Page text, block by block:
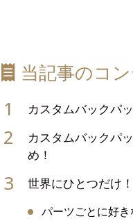
当記事のコ
カスタムバックパ
カスタムバックパ
め！
世界にひとつだけ
パーツごとに好